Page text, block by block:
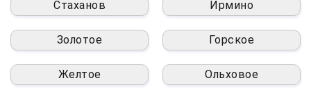
Стаханов Ирмино
Золотое Горское
Желтое Ольховое